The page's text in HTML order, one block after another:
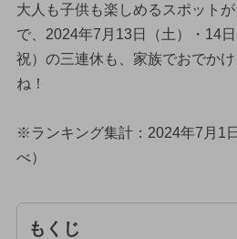
大人も子供も楽しめるスポット
で、2024年7月13日（土）・14
祝）の三連休も、家族でおでか
ね！
※ランキング集計：2024年7月1
べ）
もくじ